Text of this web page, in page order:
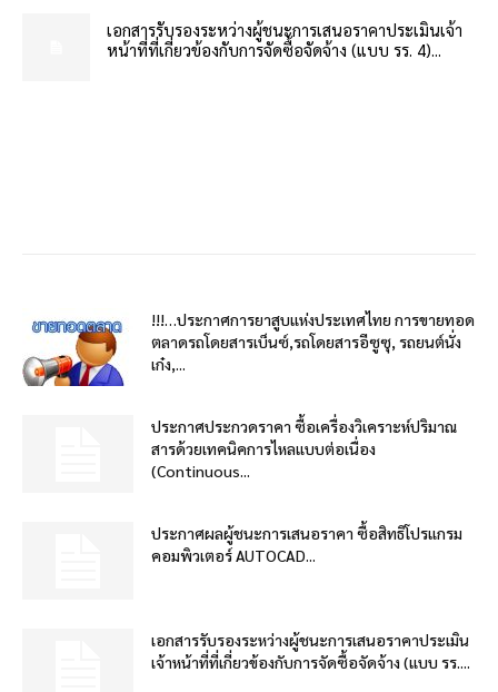
เอกสารรับรองระหว่างผู้ชนะการเสนอราคาประเมินเจ้า
หน้าที่ที่เกี่ยวข้องกับการจัดซื้อจัดจ้าง (แบบ รร. 4)...
!!!…ประกาศการยาสูบแห่งประเทศไทย การขายทอด
ตลาดรถโดยสารเบ็นซ์,รถโดยสารอีซูซุ, รถยนต์นั่ง
เก๋ง,...
ประกาศประกวดราคา ซื้อเครื่องวิเคราะห์ปริมาณ
สารด้วยเทคนิคการไหลแบบต่อเนื่อง
(Continuous...
ประกาศผลผู้ชนะการเสนอราคา ซื้อสิทธิโปรแกรม
คอมพิวเตอร์ AUTOCAD...
เอกสารรับรองระหว่างผู้ชนะการเสนอราคาประเมิน
เจ้าหน้าที่ที่เกี่ยวข้องกับการจัดซื้อจัดจ้าง (แบบ รร....